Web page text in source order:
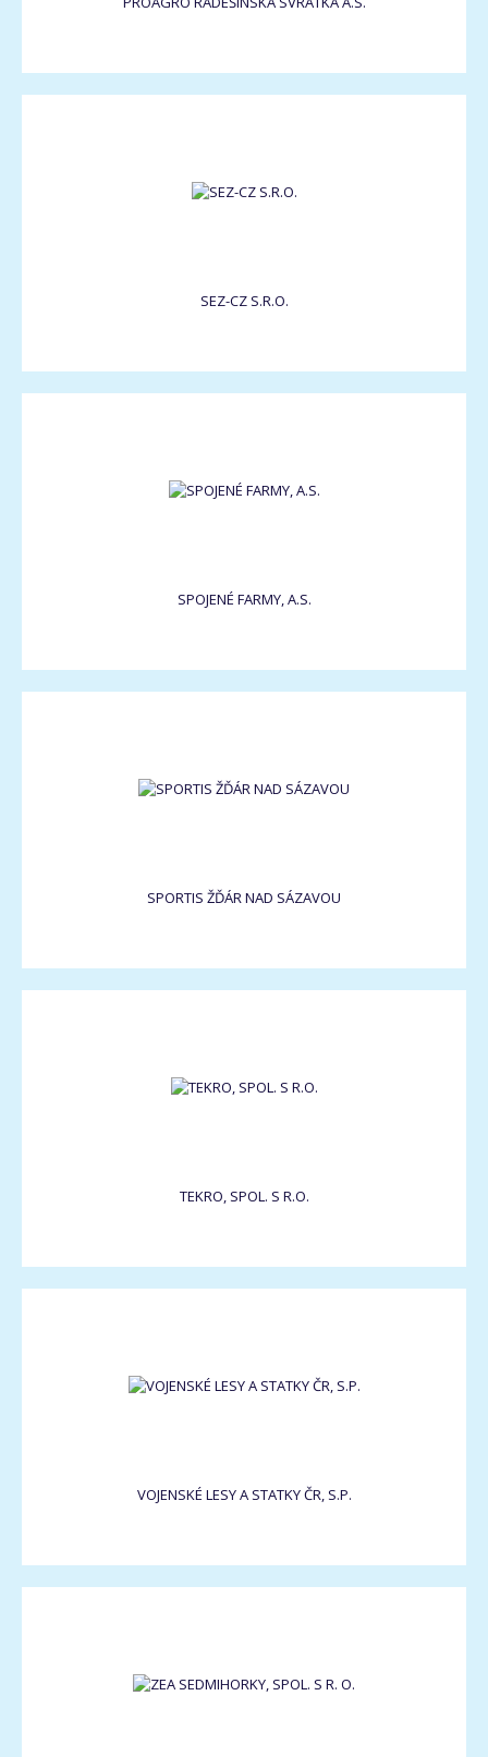
SEZ-CZ S.R.O.
SPOJENÉ FARMY, A.S.
SPORTIS ŽĎÁR NAD SÁZAVOU
TEKRO, SPOL. S R.O.
VOJENSKÉ LESY A STATKY ČR, S.P.